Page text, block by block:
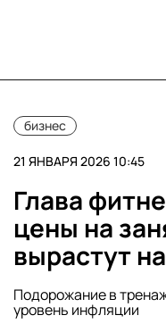
бизнес
21 ЯНВАРЯ 2026 10:45
Глава
цены на
вырастут на
Подорожание в
уровень инфляции